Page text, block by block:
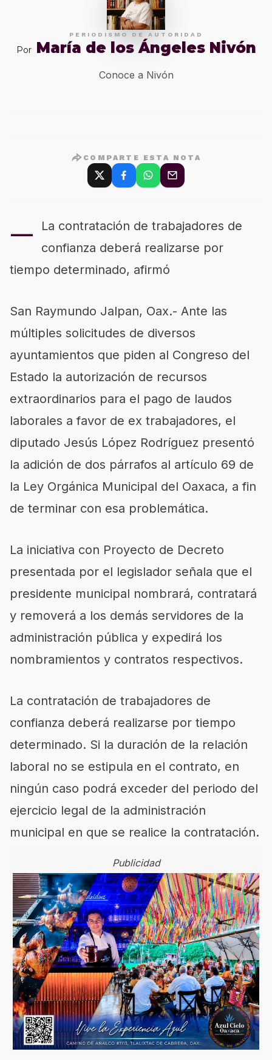
PERIODISMO DE AUTORIDAD
Por María de los Ángeles Nivón
Conoce a Nivón
COMPARTE ESTA NOTA
–
La contratación de trabajadores de
confianza deberá realizarse por
tiempo determinado, afirmó
San Raymundo Jalpan, Oax.- Ante las
múltiples solicitudes de diversos
ayuntamientos que piden al Congreso del
Estado la autorización de recursos
extraordinarios para el pago de laudos
laborales a favor de ex trabajadores, el
diputado Jesús López Rodríguez presentó
la adición de dos párrafos al artículo 69 de
la Ley Orgánica Municipal del Oaxaca, a fin
de terminar con esa problemática.
La iniciativa con Proyecto de Decreto
presentada por el legislador señala que el
presidente municipal nombrará, contratará
y removerá a los demás servidores de la
administración pública y expedirá los
nombramientos y contratos respectivos.
La contratación de trabajadores de
confianza deberá realizarse por tiempo
determinado. Si la duración de la relación
laboral no se estipula en el contrato, en
ningún caso podrá exceder del periodo del
ejercicio legal de la administración
municipal en que se realice la contratación.
Publicidad